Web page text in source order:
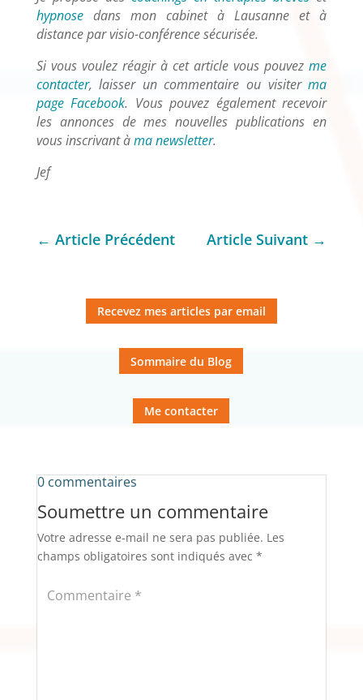
hypnosedans mon cabinet à Lausanne et à
distance par visio-conférence sécurisée.
Si vous voulez réagir à cet article vous pouvezme
contacter, laisser un commentaire ou visiterma
page Facebook. Vous pouvez également recevoir
les annonces de mes nouvelles publications en
vous inscrivant àma newsletter.
Jef
← Article Précédent Article Suivant →
Recevez mes articles par email
Sommaire du Blog
Me contacter
0 commentaires
Soumettre un commentaire
Votre adresse e-mail ne sera pas publiée. Les
champs obligatoires sont indiqués avec *